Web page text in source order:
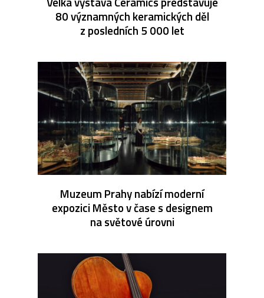
80 významných keramických děl
z posledních 5 000 let
Muzeum Prahy nabízí moderní
expozici Město v čase s designem
na světové úrovni